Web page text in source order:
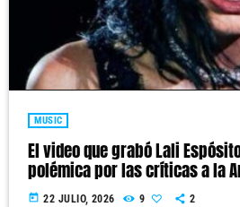
MUSIC
El video que grabó Lali
polémica por las críticas a la
today 22 JULIO, 2026 9 2